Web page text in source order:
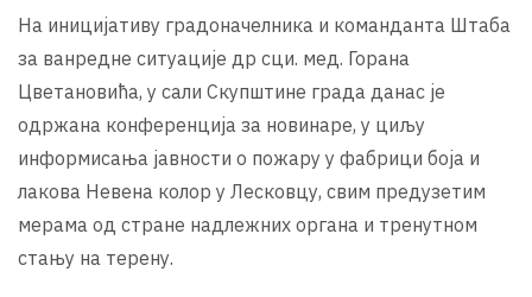
На иницијативу градоначелника и команданта Штаба
за ванредне ситуације др сци. мед. Горана
Цветановића, у сали Скупштине града данас је
одржана конференција за новинаре, у циљу
информисања јавности о пожару у фабрици боја и
лакова Невена колор у Лесковцу, свим предузетим
мерама од стране надлежних органа и тренутном
стању на терену.